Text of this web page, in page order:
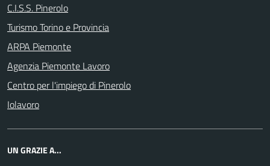
C.I.S.S. Pinerolo
Turismo Torino e Provincia
ARPA Piemonte
Agenzia Piemonte Lavoro
Centro per l'impiego di Pinerolo
Iolavoro
UN GRAZIE A...